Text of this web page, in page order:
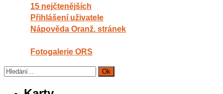
15 nejčtenějších
Přihlášení uživatele
Nápověda Oranž. stránek
Fotogalerie ORS